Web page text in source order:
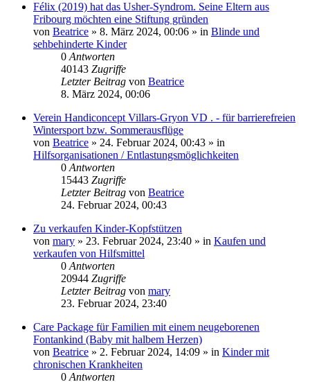
Félix (2019) hat das Usher-Syndrom. Seine Eltern aus
Fribourg möchten eine Stiftung gründen
von Beatrice » 8. März 2024, 00:06 » in Blinde und
sehbehinderte Kinder
0 Antworten
40143 Zugriffe
Letzter Beitrag von Beatrice
8. März 2024, 00:06
Verein Handiconcept Villars-Gryon VD . - für barrierefreien
Wintersport bzw. Sommerausflüge
von Beatrice » 24. Februar 2024, 00:43 » in
Hilfsorganisationen / Entlastungsmöglichkeiten
0 Antworten
15443 Zugriffe
Letzter Beitrag von Beatrice
24. Februar 2024, 00:43
Zu verkaufen Kinder-Kopfstützen
von mary » 23. Februar 2024, 23:40 » in Kaufen und
verkaufen von Hilfsmittel
0 Antworten
20944 Zugriffe
Letzter Beitrag von mary
23. Februar 2024, 23:40
Care Package für Familien mit einem neugeborenen
Fontankind (Baby mit halbem Herzen)
von Beatrice » 2. Februar 2024, 14:09 » in Kinder mit
chronischen Krankheiten
0 Antworten